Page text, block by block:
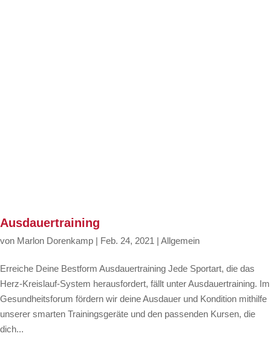
Ausdauertraining
von Marlon Dorenkamp | Feb. 24, 2021 | Allgemein
Erreiche Deine Bestform Ausdauertraining Jede Sportart, die das
Herz-Kreislauf-System herausfordert, fällt unter Ausdauertraining. Im
Gesundheitsforum fördern wir deine Ausdauer und Kondition mithilfe
unserer smarten Trainingsgeräte und den passenden Kursen, die
dich...